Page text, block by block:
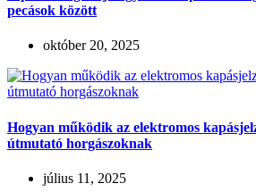
pecások között
október 20, 2025
Hogyan működik az elektromos
útmutató horgászoknak
július 11, 2025